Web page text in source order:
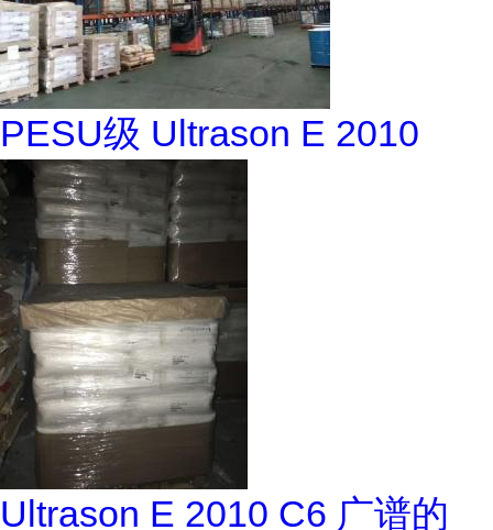
PESU级 Ultrason E 2010
Ultrason E 2010 C6 广谱的